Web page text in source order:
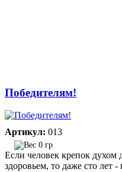
Победителям!
Артикул: 013
0 гр
Если человек крепок духом
здоровьем, то даже сто лет